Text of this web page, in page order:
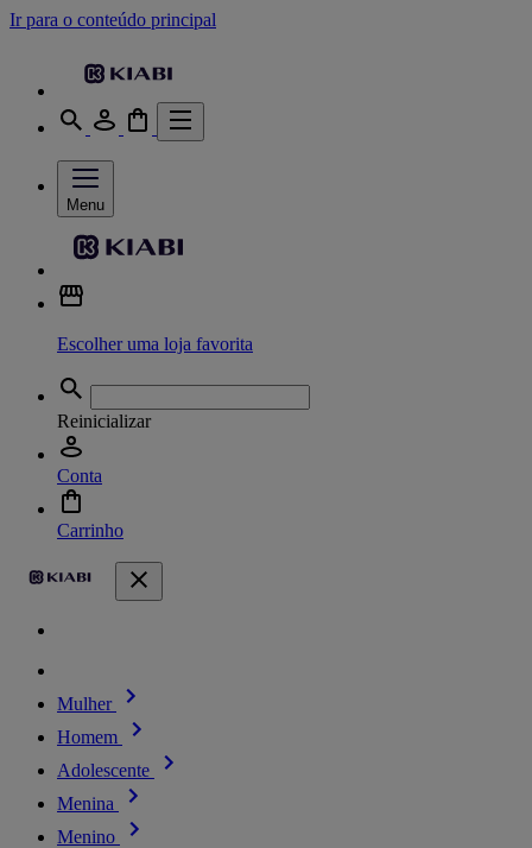
Ir para o conteúdo principal
Menu
Escolher uma loja favorita
Reinicializar
Conta
Carrinho
Mulher
Homem
Adolescente
Menina
Menino